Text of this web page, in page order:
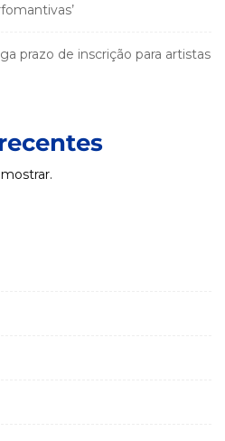
prazo de inscrição para artistas